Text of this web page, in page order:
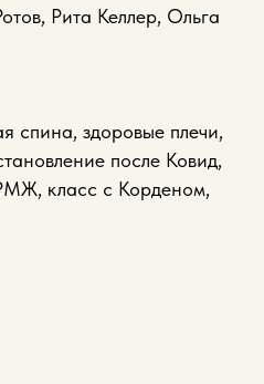
Рита Келлер, Ольга
спина, здоровые плечи,
после Ковид,
класс с Корденом,